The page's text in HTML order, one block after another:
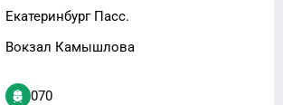
Екатеринбург Пасс.
Вокзал Камышлова
070